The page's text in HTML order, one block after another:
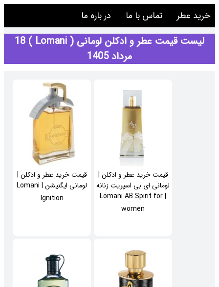
خرید عطر تماس با ما در باره ما
لیست قیمت عطر و ادکلن لومانی ( Lomani ) 18
مرداد 1405
قیمت خرید عطر و ادکلن |
لومانی ایگنیشن | Lomani
Ignition
قیمت خرید عطر و ادکلن |
لومانی ای بی اسپریت زنانه
| Lomani AB Spirit for
women